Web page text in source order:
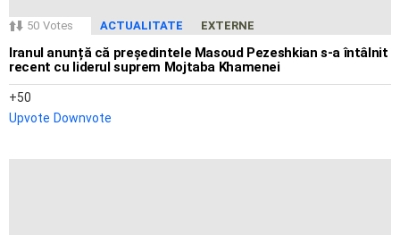
50 Votes ACTUALITATE EXTERNE
Iranul anunță că președintele Masoud Pezeshkian s-a întâlnit
recent cu liderul suprem Mojtaba Khamenei
50
Upvote Downvote